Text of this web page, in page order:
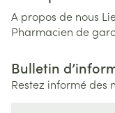
A propos de nous
Pharmacien de
Bulletin
Restez informé des